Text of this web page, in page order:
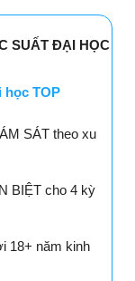
SUẤT ĐẠI HỌC
học TOP
SÁT theo xu
BIỆT cho 4 kỳ
18+ năm kinh